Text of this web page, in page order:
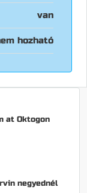
van
hozható
at Oktogon
negyednél